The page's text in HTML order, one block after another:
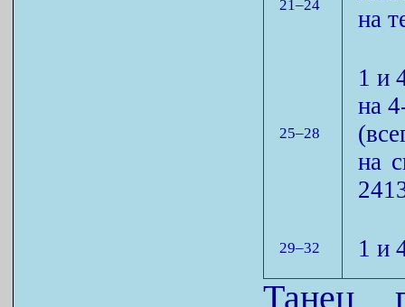
21–24
на
25–28
1 и
на
на
29–32 1 и
Танец